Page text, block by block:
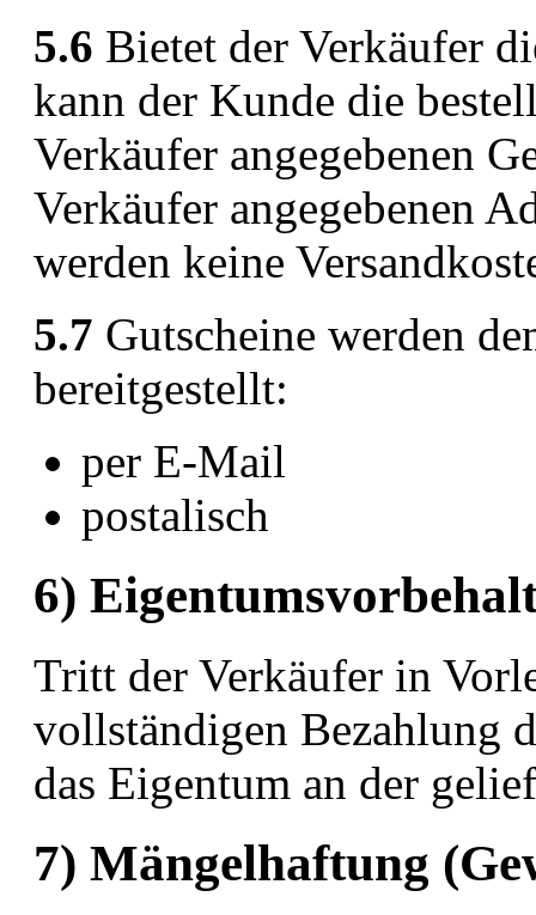
5.6 Bietet der Verkäufer
kann der Kunde die
Verkäufer angegebenen
Verkäufer angegebenen
werden keine
5.7 Gutscheine werden
bereitgestellt:
per E-Mail
postalisch
6)
Tritt der Verkäufer in
vollständigen Bezahlung
das Eigentum an der
7) Mängelhaftung